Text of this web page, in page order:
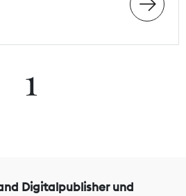
1
Digitalpublisher und